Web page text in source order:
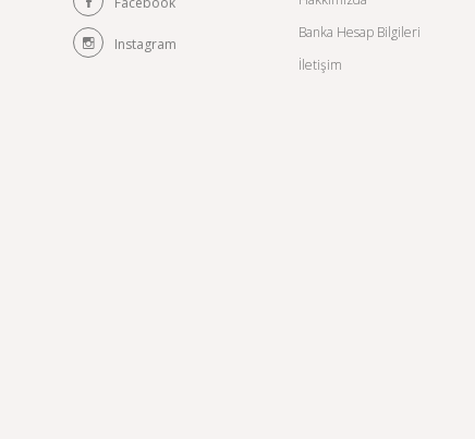
Instagram
Banka Hesap Bilgileri
İletişim